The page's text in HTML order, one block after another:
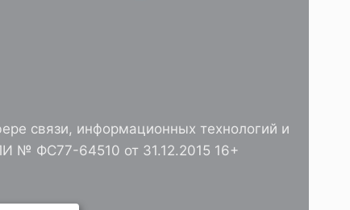
связи, информационных технологий и
№ ФС77-64510 от 31.12.2015 16+